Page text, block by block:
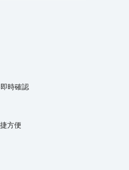
時確認
方便